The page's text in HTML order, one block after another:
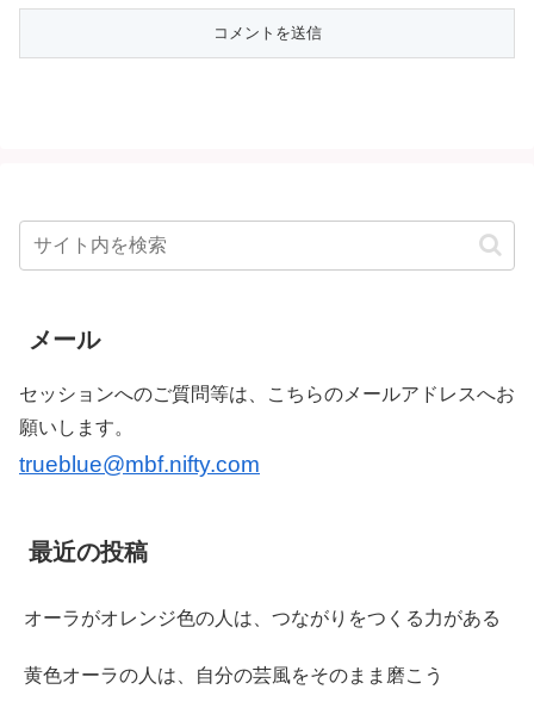
メール
セッションへのご質問等は、こちらのメールアドレスへお
願いします。
trueblue@mbf.nifty.com
最近の投稿
オーラがオレンジ色の人は、つながりをつくる力がある
黄色オーラの人は、自分の芸風をそのまま磨こう